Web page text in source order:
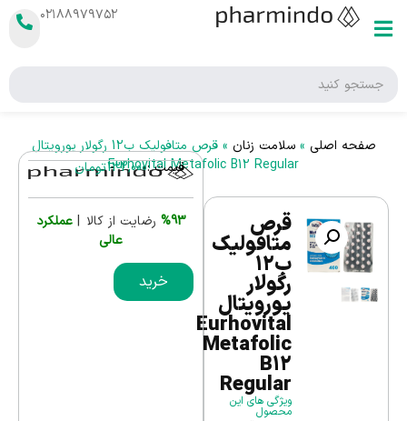
۰۲۱۸۸۹۷۹۷۵۲
صفحه اصلی »سلامت زنان »
قرص متافولیک ب12 رگولار یورویتال
Eurhovital Metafolic B12 Regular
قرص
متافولیک
ب12
رگولار
یورویتال
Eurhovital
Metafolic
B12
Regular
ویژگی های این
محصول
قیمت :132,000تومان
%93 رضایت از کالا | عملکرد
عالی
خرید